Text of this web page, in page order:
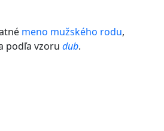
meno mužského rodu,
podľa vzoru dub.